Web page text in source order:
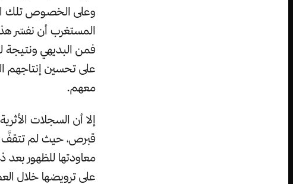
وعلى الخصوص تلك
المستغرب أن نفسّر
فمن البديهي ونتيجة
على تحسين إنتاجهم
معهم.
إلا أن السجلات
قبرص، حيث لم تتقفَّ
معاودتها للظهور
على ترويضها خلال